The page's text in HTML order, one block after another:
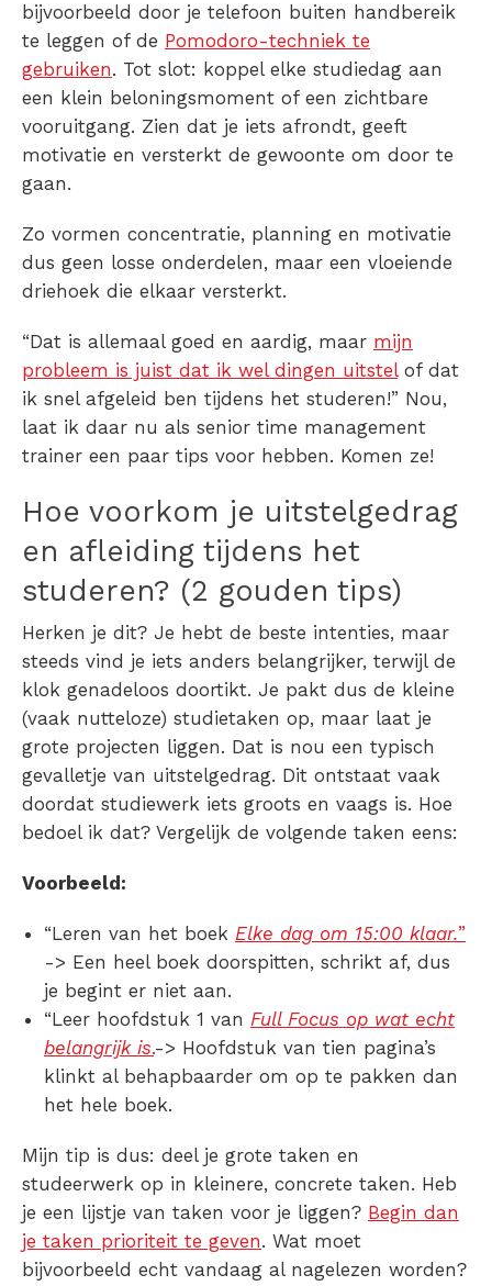
bijvoorbeeld door je telefoon buiten handbereik
te leggen of de Pomodoro-techniek te
gebruiken. Tot slot: koppel elke studiedag aan
een klein beloningsmoment of een zichtbare
vooruitgang. Zien dat je iets afrondt, geeft
motivatie en versterkt de gewoonte om door te
gaan.
Zo vormen concentratie, planning en motivatie
dus geen losse onderdelen, maar een vloeiende
driehoek die elkaar versterkt.
“Dat is allemaal goed en aardig, maar mijn
probleem is juist dat ik wel dingen uitstelof dat
ik snel afgeleid ben tijdens het studeren!” Nou,
laat ik daar nu als senior time management
trainer een paar tips voor hebben. Komen ze!
Hoe voorkom je uitstelgedrag
en afleiding tijdens het
studeren? (2 gouden tips)
Herken je dit? Je hebt de beste intenties, maar
steeds vind je iets anders belangrijker, terwijl de
klok genadeloos doortikt. Je pakt dus de kleine
(vaak nutteloze) studietaken op, maar laat je
grote projecten liggen. Dat is nou een typisch
gevalletje van uitstelgedrag. Dit ontstaat vaak
doordat studiewerk iets groots en vaags is. Hoe
bedoel ik dat? Vergelijk de volgende taken eens:
Voorbeeld:
“Leren van het boek Elke dag om 15:00 klaar.”
-> Een heel boek doorspitten, schrikt af, dus
je begint er niet aan.
“Leer hoofdstuk 1 van Full Focus op wat echt
belangrijk is.-> Hoofdstuk van tien pagina’s
klinkt al behapbaarder om op te pakken dan
het hele boek.
Mijn tip is dus: deel je grote taken en
studeerwerk op in kleinere, concrete taken. Heb
je een lijstje van taken voor je liggen? Begin dan
je taken prioriteit te geven. Wat moet
bijvoorbeeld echt vandaag al nagelezen worden?